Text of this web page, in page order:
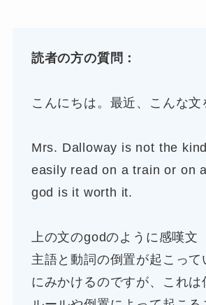
読者の方の質問：
こんにちは。最近、こんな文
Mrs. Dalloway is not the
easily read on a train or on
god is it worth it.
上の文のgodのように感嘆文
主語と動詞の倒置が起こって
にみかけるのですが、これは